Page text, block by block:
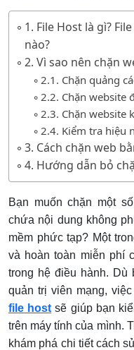
1. File Host là gì?
nào?
2. Vì sao nên chặn
2.1. Chặn quảng
2.2. Chặn website
2.3. Chặn website
2.4. Kiểm tra hiệu
3. Cách chặn web
4. Hướng dẫn bỏ
Bạn muốn chặn một
chứa nội dung không
mềm phức tạp? Một
và hoàn toàn miễn phí
trong hệ điều hành.
quản trị viên mạng,
file host sẽ giúp bạn
trên máy tính của mình.
khám phá chi tiết cách